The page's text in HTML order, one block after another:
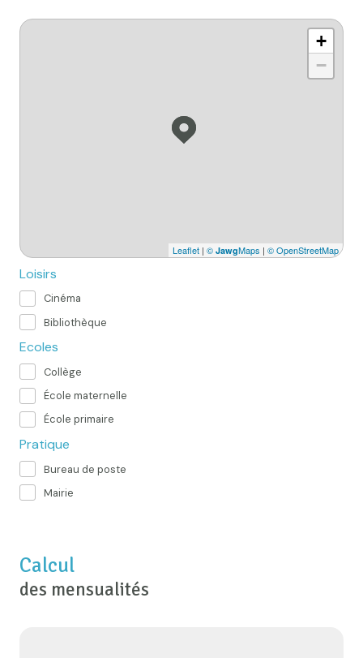
+
−
Leaflet | © JawgMaps | © OpenStreetMap
Loisirs
Cinéma
Bibliothèque
Ecoles
Collège
École maternelle
École primaire
Pratique
Bureau de poste
Mairie
Calcul
des mensualités